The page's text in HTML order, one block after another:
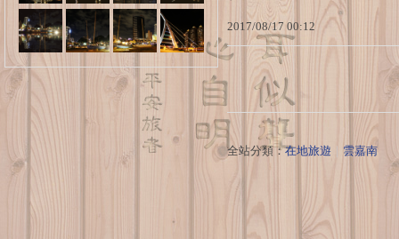
2017/08/17 00:12
全站分類：在地旅遊 雲嘉南